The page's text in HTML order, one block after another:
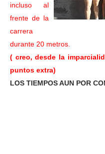
incluso al
frente de la
carrera
durante 20 metros.
( creo, desde la
puntos extra)
LOS TIEMPOS AUN POR